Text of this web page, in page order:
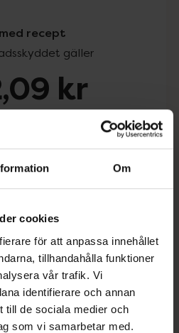
Om
cookies
för att anpassa innehållet
tillhandahålla funktioner
vår trafik. Vi
identifierare och annan
till de sociala medier och
som vi samarbetar med.
recept
gäller
kr
ditt recept
Dölj
innan